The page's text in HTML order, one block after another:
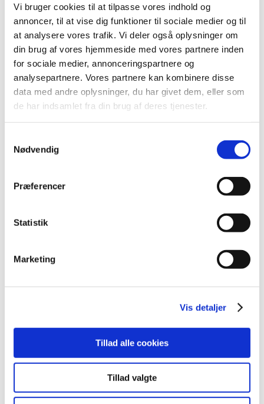
Vi bruger cookies til at tilpasse vores indhold og
annoncer, til at vise dig funktioner til sociale medier og til
at analysere vores trafik. Vi deler også oplysninger om
din brug af vores hjemmeside med vores partnere inden
for sociale medier, annonceringspartnere og
analysepartnere. Vores partnere kan kombinere disse
data med andre oplysninger, du har givet dem, eller som
de har indsamlet fra din brug af deres tjenester.
Nødvendig
Præferencer
Statistik
Marketing
Vis detaljer
Tillad alle cookies
Tillad valgte
2017 (31)
2016 (42)
2015 (30)
december (2)
november (4)
oktober (2)
september (3)
maj (2)
januar (3)
2013 (44)
2011 (13)
2005 (2)
Relateret indhold